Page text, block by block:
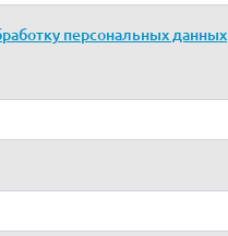
персональных данных